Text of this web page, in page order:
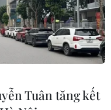
Tuân tăng kết